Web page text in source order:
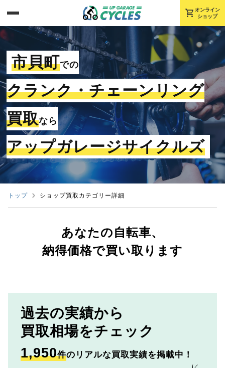
shopping_cart オンライン
ショップ
市貝町での
クランク・チェーンリング
買取なら
アップガレージサイクルズ
トップ ショップ買取カテゴリー詳細
あなたの自転車、
納得価格で買い取ります
過去の実績から
買取相場をチェック
1,950件のリアルな買取実績を掲載中！